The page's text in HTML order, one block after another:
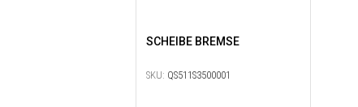
SCHEIBE BREMSE
SKU: QS511S3500001